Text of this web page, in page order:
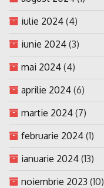
iulie 2024 (4)
iunie 2024 (3)
mai 2024 (4)
aprilie 2024 (6)
martie 2024 (7)
februarie 2024 (1)
ianuarie 2024 (13)
noiembrie 2023 (10)